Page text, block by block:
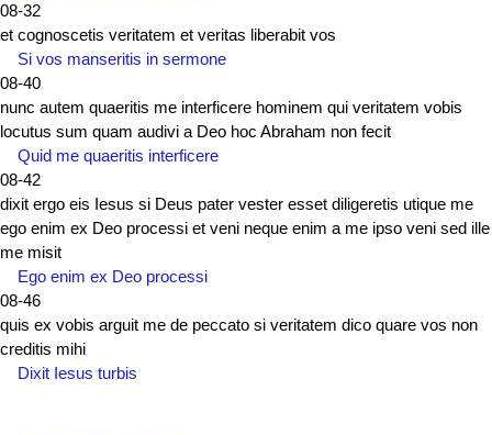
08-32
et cognoscetis veritatem et veritas liberabit vos
Si vos manseritis in sermone
08-40
nunc autem quaeritis me interficere hominem qui veritatem vobis
locutus sum quam audivi a Deo hoc Abraham non fecit
Quid me quaeritis interficere
08-42
dixit ergo eis Iesus si Deus pater vester esset diligeretis utique me
ego enim ex Deo processi et veni neque enim a me ipso veni sed ille
me misit
Ego enim ex Deo processi
08-46
quis ex vobis arguit me de peccato si veritatem dico quare vos non
creditis mihi
Dixit Iesus turbis